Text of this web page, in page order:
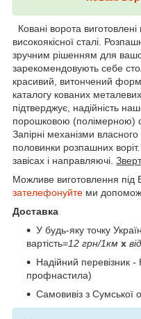
Ковані ворота
високоякісної сталі.
зручним рішенням для
зарекомендовують себе
красивий, витончений
каталогу кованих
підтверджує, надійність
порошковою (полімерною)
Запірні механізми
половинки розпашних
завісах і направляючі.
Можливе виготовлення під
зателефонуйте ми
Доставка
У будь-яку точку
вартість=12 грн/1км х
Надійний перевізник
профнастила)
Самовивіз з Сумської